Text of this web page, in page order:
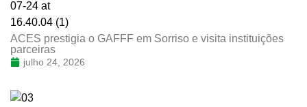
ACES prestigia o GAFFF em Sorriso e visita instituições
parceiras
julho 24, 2026